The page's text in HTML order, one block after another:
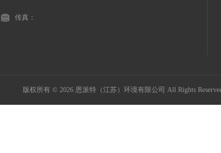
传真：
版权所有 © 2026 恩派特（江苏）环境有限公司 All Rights